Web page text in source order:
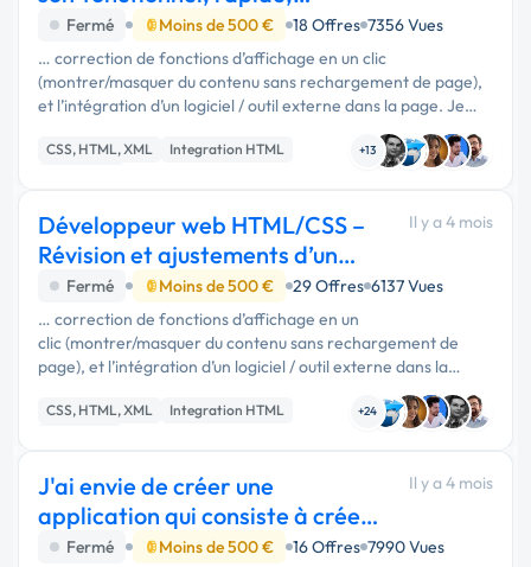
efficace.
Fermé Moins de 500 € 18 Offres 7356 Vues
… correction de fonctions d’affichage en un clic
(montrer/masquer du contenu sans rechargement de page),
et l’intégration d’un logiciel / outil externe dans la page. Je
m’occupe du contenu et des éléments graphiques ; le rôle du
développeur est …
CSS, HTML, XML
Integration HTML
+13
Développeur web HTML/CSS –
Révision et ajustements d’un
blog existant
Il y a 4 mois
Fermé Moins de 500 € 29 Offres 6137 Vues
… correction de fonctions d’affichage en un
clic (montrer/masquer du contenu sans rechargement de
page), et l’intégration d’un logiciel / outil externe dans la
page. Je m’occupe du contenu et des éléments graphiques ; le
rôle du développeur est …
CSS, HTML, XML
Integration HTML
+24
J'ai envie de créer une
application qui consiste à créer
des animation
Il y a 4 mois
Fermé Moins de 500 € 16 Offres 7990 Vues